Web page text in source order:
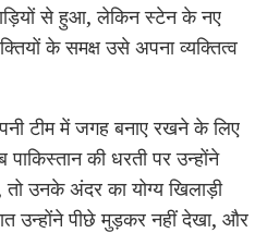
से हुआ, लेकिन स्टेन के नए
के समक्ष उसे अपना व्यक्तित्व
टीम में जगह बनाए रखने के लिए
की धरती पर उन्होंने
तो उनके अंदर का योग्य खिलाड़ी
उन्होंने पीछे मुड़कर नहीं देखा, और